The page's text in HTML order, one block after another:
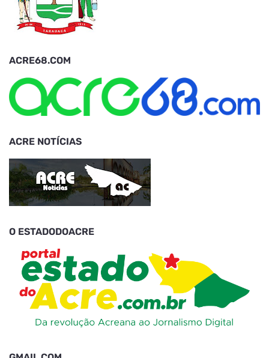
ACRE68.COM
ACRE NOTÍCIAS
O ESTADODOACRE